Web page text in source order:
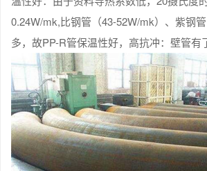
0.24W/mk,比钢管（43-52W/mk）、紫钢
多，故PP-R管保温性好，高抗冲：壁管有